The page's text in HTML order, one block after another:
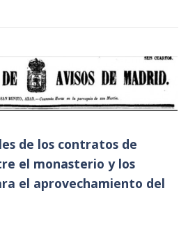
de los contratos de
el monasterio y los
el aprovechamiento del